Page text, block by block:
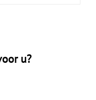
u?